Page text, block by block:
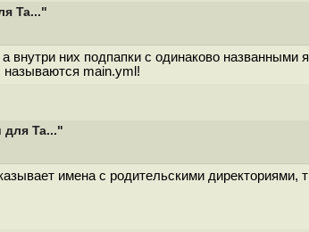
Ta..."
внутри них подпапки с одинаково
называются main.yml!
для Ta..."
имена с родительскими